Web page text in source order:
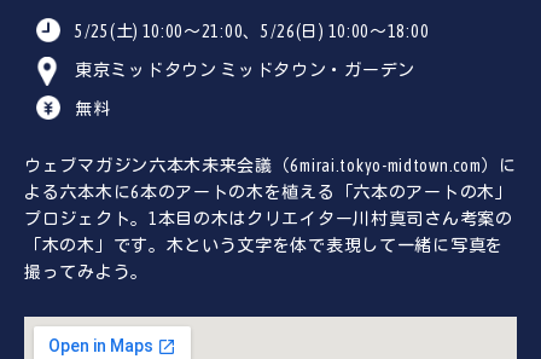
5/25(土) 10:00～21:00、5/26(日) 10:00～18:00
東京ミッドタウン ミッドタウン・ガーデン
無料
ウェブマガジン六本木未来会議（6mirai.tokyo-midtown.com）に
よる六本木に6本のアートの木を植える「六本のアートの木」
プロジェクト。1本目の木はクリエイター川村真司さん考案の
「木の木」です。木という文字を体で表現して一緒に写真を
撮ってみよう。